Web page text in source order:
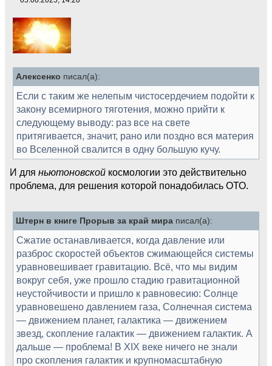
Алексенко писал(а):
Если с таким же нелепым чистосердечием подойти к
закону всемирного тяготения, можно прийти к
следующему выводу: раз все на свете
притягивается, значит, рано или поздно вся материя
во Вселенной свалится в одну большую кучу.
И для ньютоновской космологии это действительно
проблема, для решения которой понадобилась ОТО.
Штерн в книге Прорыв за край мира писал(а):
Сжатие останавливается, когда давление или
разброс скоростей объектов сжимающейся системы
уравновешивает гравитацию. Всё, что мы видим
вокруг себя, уже прошло стадию гравитационной
неустойчивости и пришло к равновесию: Солнце
уравновешено давлением газа, Солнечная система
— движением планет, галактика — движением
звезд, скопление галактик — движением галактик. А
дальше — проблема! В XIX веке ничего не знали
про скопления галактик и крупномасштабную